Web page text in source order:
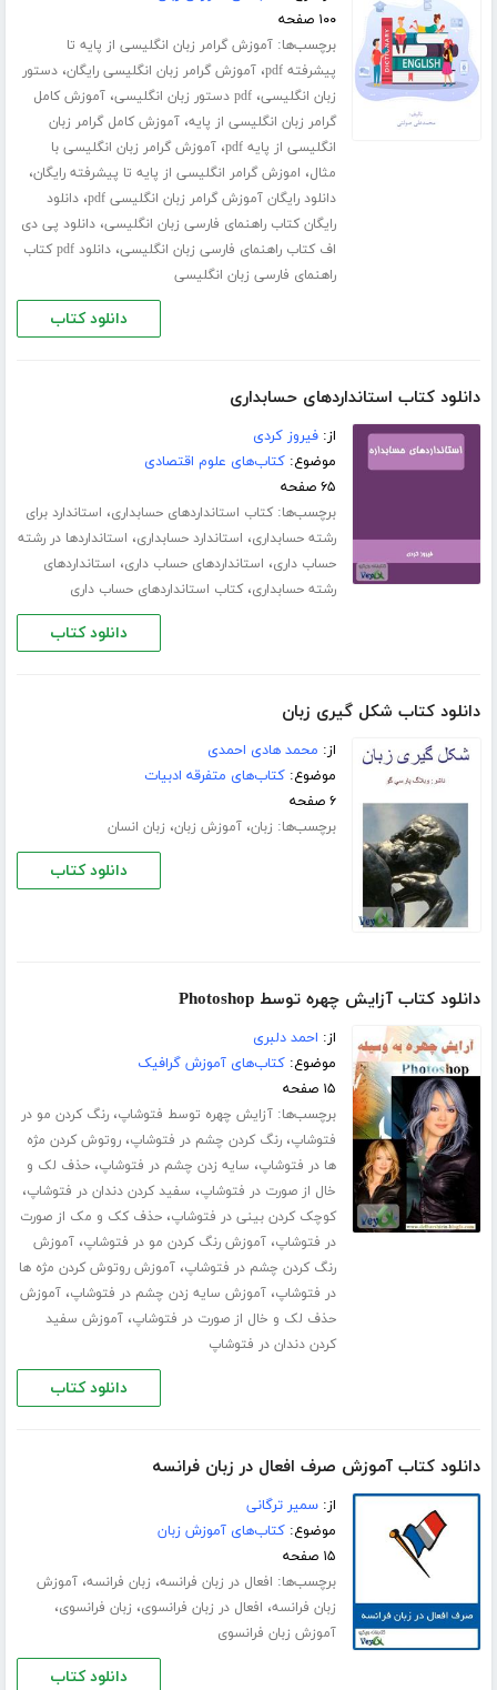
۱۰۰ صفحه
برچسب‌ها:آموزش گرامر زبان انگلیسی از پایه تا
پیشرفته pdf
،آموزش گرامر زبان انگلیسی رایگان،دستور
زبان انگلیسی،pdf دستور زبان انگلیسی ،آموزش کامل
گرامر زبان انگلیسی از پایه،آموزش کامل گرامر زبان
انگلیسی از پایه pdf
،آموزش گرامر زبان انگلیسی با
مثال، اموزش گرامر انگلیسی از پایه تا پیشرفته رایگان،
دانلود رایگان آموزش گرامر زبان انگلیسی pdf ،دانلود
رایگان کتاب راهنمای فارسی زبان انگلیسی،دانلود پی دی
اف کتاب راهنمای فارسی زبان انگلیسی،
دانلود pdf کتاب
راهنمای فارسی زبان انگلیسی
دانلود کتاب
دانلود کتاب استانداردهای حسابداری
از:فیروز کردی
موضوع:کتاب‌های علوم اقتصادی
۶۵ صفحه
برچسب‌ها:کتاب استانداردهای حسابداری، استاندارد برای
رشته حسابداری، استاندارد حسابداری، استانداردها در رشته
حساب داری، استانداردهای حساب داری، استانداردهای
رشته حسابداری،کتاب استانداردهای حساب داری
دانلود کتاب
دانلود کتاب شکل گیری زبان
از: محمد هادی احمدی
موضوع:کتاب‌های متفرقه ادبیات
۶ صفحه
برچسب‌ها: زبان،آموزش زبان، زبان انسان
دانلود کتاب
دانلود کتاب آزایش چهره توسط Photoshop
از: احمد دلبری
موضوع:کتاب‌های آموزش گرافیک
۱۵ صفحه
برچسب‌ها:آزایش چهره توسط فتوشاپ،رنگ کردن مو در
فتوشاپ،رنگ کردن چشم در فتوشاپ،روتوش کردن مژه
ها در فتوشاپ، سایه زدن چشم در فتوشاپ،حذف لک و
خال از صورت در فتوشاپ، سفید کردن دندان در فتوشاپ،
کوچک کردن بینی در فتوشاپ،حذف کک و مک از صورت
در فتوشاپ،آموزش رنگ کردن مو در فتوشاپ،آموزش
رنگ کردن چشم در فتوشاپ،آموزش روتوش کردن مژه ها
در فتوشاپ،آموزش سایه زدن چشم در فتوشاپ،آموزش
حذف لک و خال از صورت در فتوشاپ،آموزش سفید
کردن دندان در فتوشاپ
دانلود کتاب
دانلود کتاب آموزش صرف افعال در زبان فرانسه
از:سمیر ترگانی
موضوع:کتاب‌های آموزش زبان
۱۵ صفحه
برچسب‌ها: افعال در زبان فرانسه، زبان فرانسه،آموزش
زبان فرانسه، افعال در زبان فرانسوی، زبان فرانسوی،
آموزش زبان فرانسوی
دانلود کتاب